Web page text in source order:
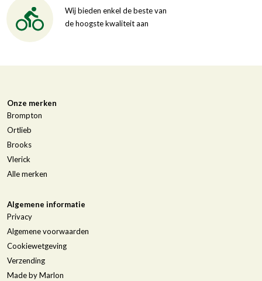
Wij bieden enkel de beste van
de hoogste kwaliteit aan
Onze merken
Brompton
Ortlieb
Brooks
Vlerick
Alle merken
Algemene informatie
Privacy
Algemene voorwaarden
Cookiewetgeving
Verzending
Made by Marlon